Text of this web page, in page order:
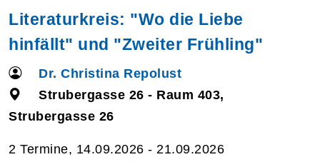
Literaturkreis: "Wo die Liebe
hinfällt" und "Zweiter Frühling"
Dr. Christina Repolust
Strubergasse 26 - Raum 403,
Strubergasse 26
2 Termine, 14.09.2026 - 21.09.2026